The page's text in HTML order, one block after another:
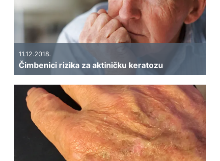
11.12.2018.
Čimbenici rizika za aktiničku keratozu